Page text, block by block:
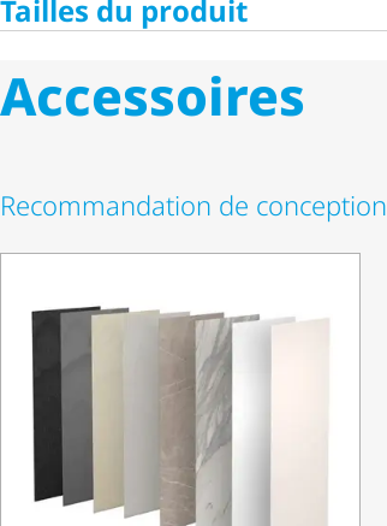
Tailles du produit
Accessoires
Recommandation de conception